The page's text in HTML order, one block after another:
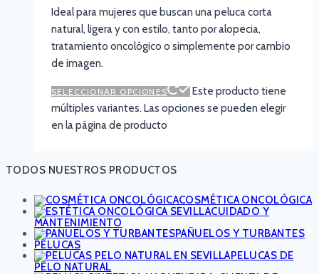
Ideal para mujeres que buscan una peluca corta
natural, ligera y con estilo, tanto por alopecia,
tratamiento oncológico o simplemente por cambio
de imagen.
SELECCIONAR OPCIONES
Este producto tiene
múltiples variantes. Las opciones se pueden elegir
en la página de producto
TODOS NUESTROS PRODUCTOS
COSMÉTICA ONCOLÓGICA
CUIDADO Y
MANTENIMIENTO
PAÑUELOS Y TURBANTES
PELUCAS
PELUCAS DE
PELO NATURAL